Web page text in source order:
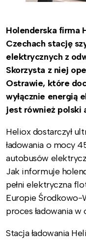
Holenderska firma
Czechach stację
elektrycznych z
Skorzysta z niej
Ostrawie, które
wyłącznie energią
jest również polski
Heliox dostarczył
ładowania o mocy
autobusów
Jak informuje
pełni elektryczna
Europie Środkowo-
proces ładowania
Stacja ładowania